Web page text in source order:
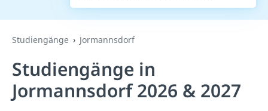
Studiengänge Jormannsdorf
Studiengänge in
Jormannsdorf 2026 & 2027